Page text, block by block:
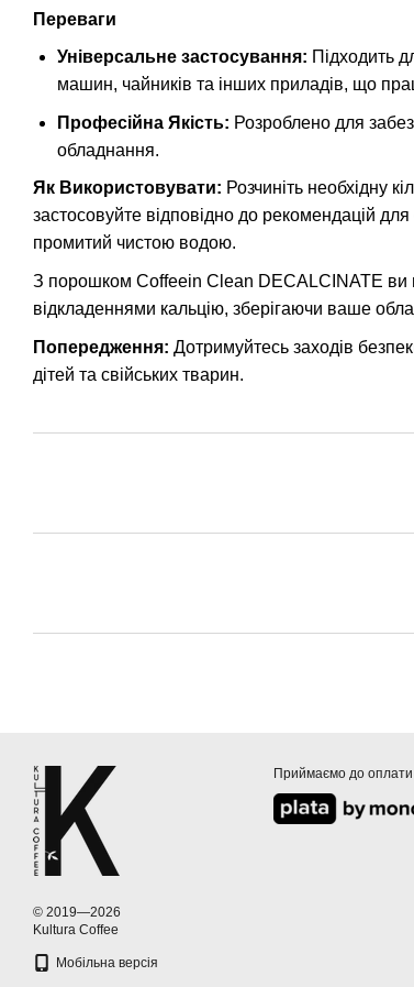
Переваги
Універсальне застосування: Підходить
машин, чайників та інших приладів, що
Професійна Якість: Розроблено для
обладнання.
Як Використовувати: Розчиніть необхідну
застосовуйте відповідно до рекомендацій
промитий чистою водою.
З порошком Coffeein Clean DECALCINATE ви
відкладеннями кальцію, зберігаючи ваше
Попередження: Дотримуйтесь заходів
дітей та свійських тварин.
© 2019—2026
Kultura Coffee
Мобільна версія
Приймаємо до оплати